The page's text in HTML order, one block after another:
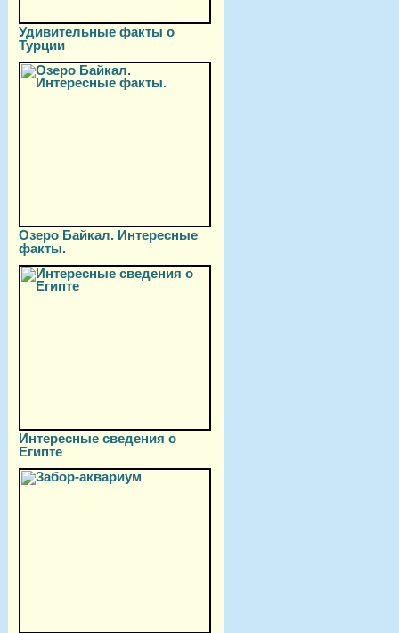
Удивительные факты о
Турции
Озеро Байкал. Интересные
факты.
Интересные сведения о
Египте